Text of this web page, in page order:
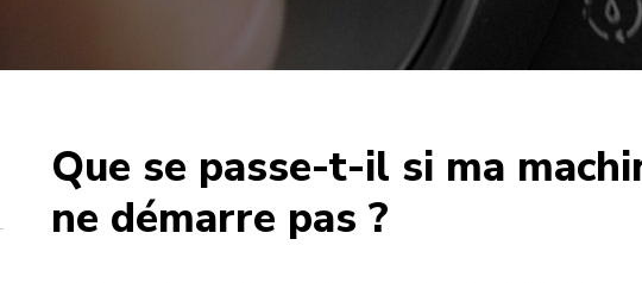
Que se passe-t-il si ma
ne démarre pas ?